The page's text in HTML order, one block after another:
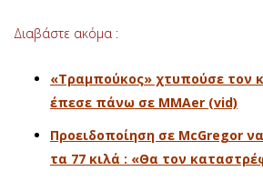
Διαβάστε ακόμα :
«Τραμπούκος» χτυπούσε τον
έπεσε πάνω σε MMAer (vid)
Προειδοποίηση σε McGregor
τα 77 κιλά : «Θα τον